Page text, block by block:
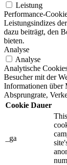
Leistung
Performance-
Leistungsindizes
dazu beiträgt, den
bieten.
Analyse
Analyse
Analytische
Besucher mit der
Informationen über
Absprungrate,
Cookie Dauer
_ga